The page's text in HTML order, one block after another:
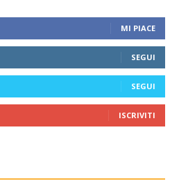
MI PIACE
SEGUI
SEGUI
ISCRIVITI